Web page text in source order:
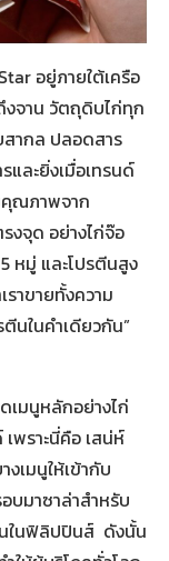
อยู่ภายใต้เครือ
จาน วัตถุดิบไก่ทุก
ากล ปลอดสาร
ละยิ่งเมื่อเทรนด์
คุณภาพจาก
งจุด อย่างไก่จ๊อ
หมู่ และโปรตีนสูง
าขายทั้งความ
นในคำเดียวกัน”
เมนูหลักอย่างไก่
พราะนี่คือ เสน่ห์
เมนูให้เข้ากับ
บมาซาล่าสำหรับ
ในฟิลิปปินส์ ดังนั้น